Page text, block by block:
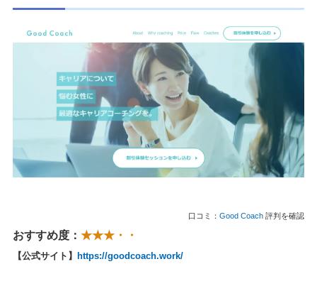
口コミ： Good Coach 評判を確認
おすすめ度： ★★★・・
【公式サイト】 https://goodcoach.work/